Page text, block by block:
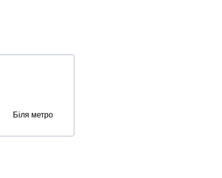
Біля метро